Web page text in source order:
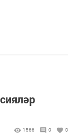
1566 0 0